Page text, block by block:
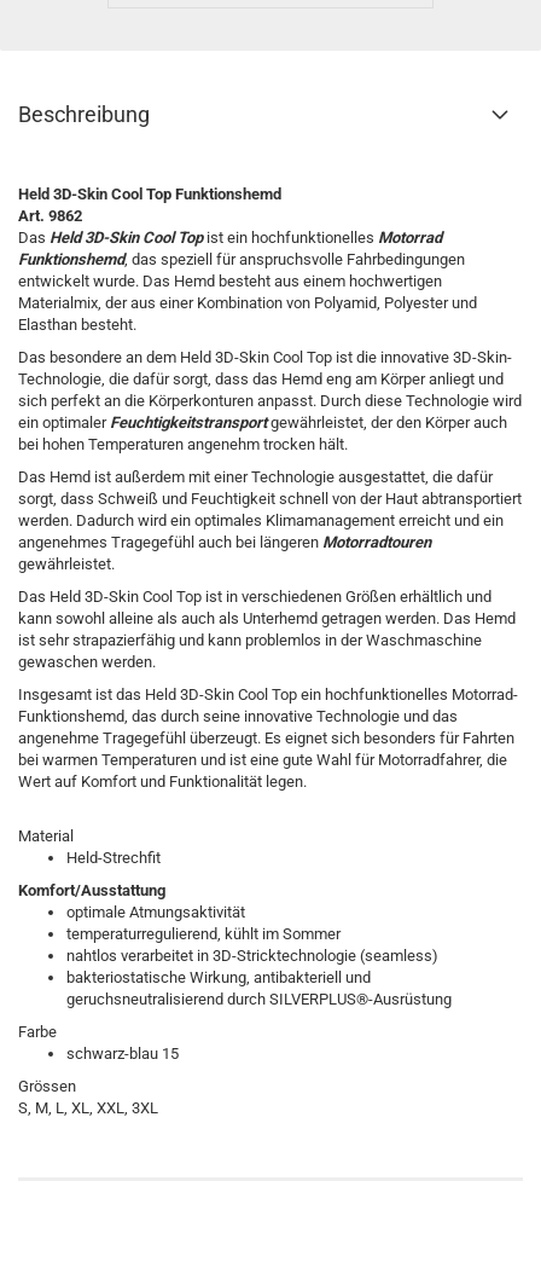
Beschreibung
Held 3D-Skin Cool Top Funktionshemd
Art. 9862
Das Held 3D-Skin Cool Topist ein hochfunktionelles Motorrad
Funktionshemd, das speziell für anspruchsvolle Fahrbedingungen
entwickelt wurde. Das Hemd besteht aus einem hochwertigen
Materialmix, der aus einer Kombination von Polyamid, Polyester und
Elasthan besteht.
Das besondere an dem Held 3D-Skin Cool Top ist die innovative 3D-Skin-
Technologie, die dafür sorgt, dass das Hemd eng am Körper anliegt und
sich perfekt an die Körperkonturen anpasst. Durch diese Technologie wird
ein optimaler Feuchtigkeitstransportgewährleistet, der den Körper auch
bei hohen Temperaturen angenehm trocken hält.
Das Hemd ist außerdem mit einer Technologie ausgestattet, die dafür
sorgt, dass Schweiß und Feuchtigkeit schnell von der Haut abtransportiert
werden. Dadurch wird ein optimales Klimamanagement erreicht und ein
angenehmes Tragegefühl auch bei längeren Motorradtouren
gewährleistet.
Das Held 3D-Skin Cool Top ist in verschiedenen Größen erhältlich und
kann sowohl alleine als auch als Unterhemd getragen werden. Das Hemd
ist sehr strapazierfähig und kann problemlos in der Waschmaschine
gewaschen werden.
Insgesamt ist das Held 3D-Skin Cool Top ein hochfunktionelles Motorrad-
Funktionshemd, das durch seine innovative Technologie und das
angenehme Tragegefühl überzeugt. Es eignet sich besonders für Fahrten
bei warmen Temperaturen und ist eine gute Wahl für Motorradfahrer, die
Wert auf Komfort und Funktionalität legen.
Material
Held-Strechfit
Komfort/Ausstattung
optimale Atmungsaktivität
temperaturregulierend, kühlt im Sommer
nahtlos verarbeitet in 3D-Stricktechnologie (seamless)
bakteriostatische Wirkung, antibakteriell und
geruchsneutralisierend durch SILVERPLUS®-Ausrüstung
Farbe
schwarz-blau 15
Grössen
S, M, L, XL, XXL, 3XL